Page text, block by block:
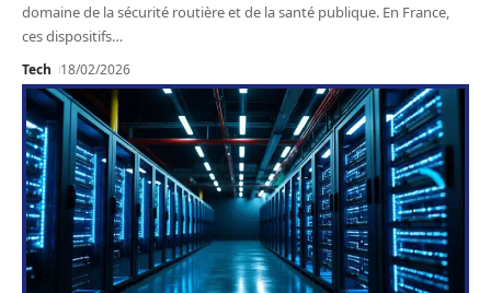
domaine de la sécurité routière et de la santé publique. En France,
ces dispositifs…
Tech 18/02/2026